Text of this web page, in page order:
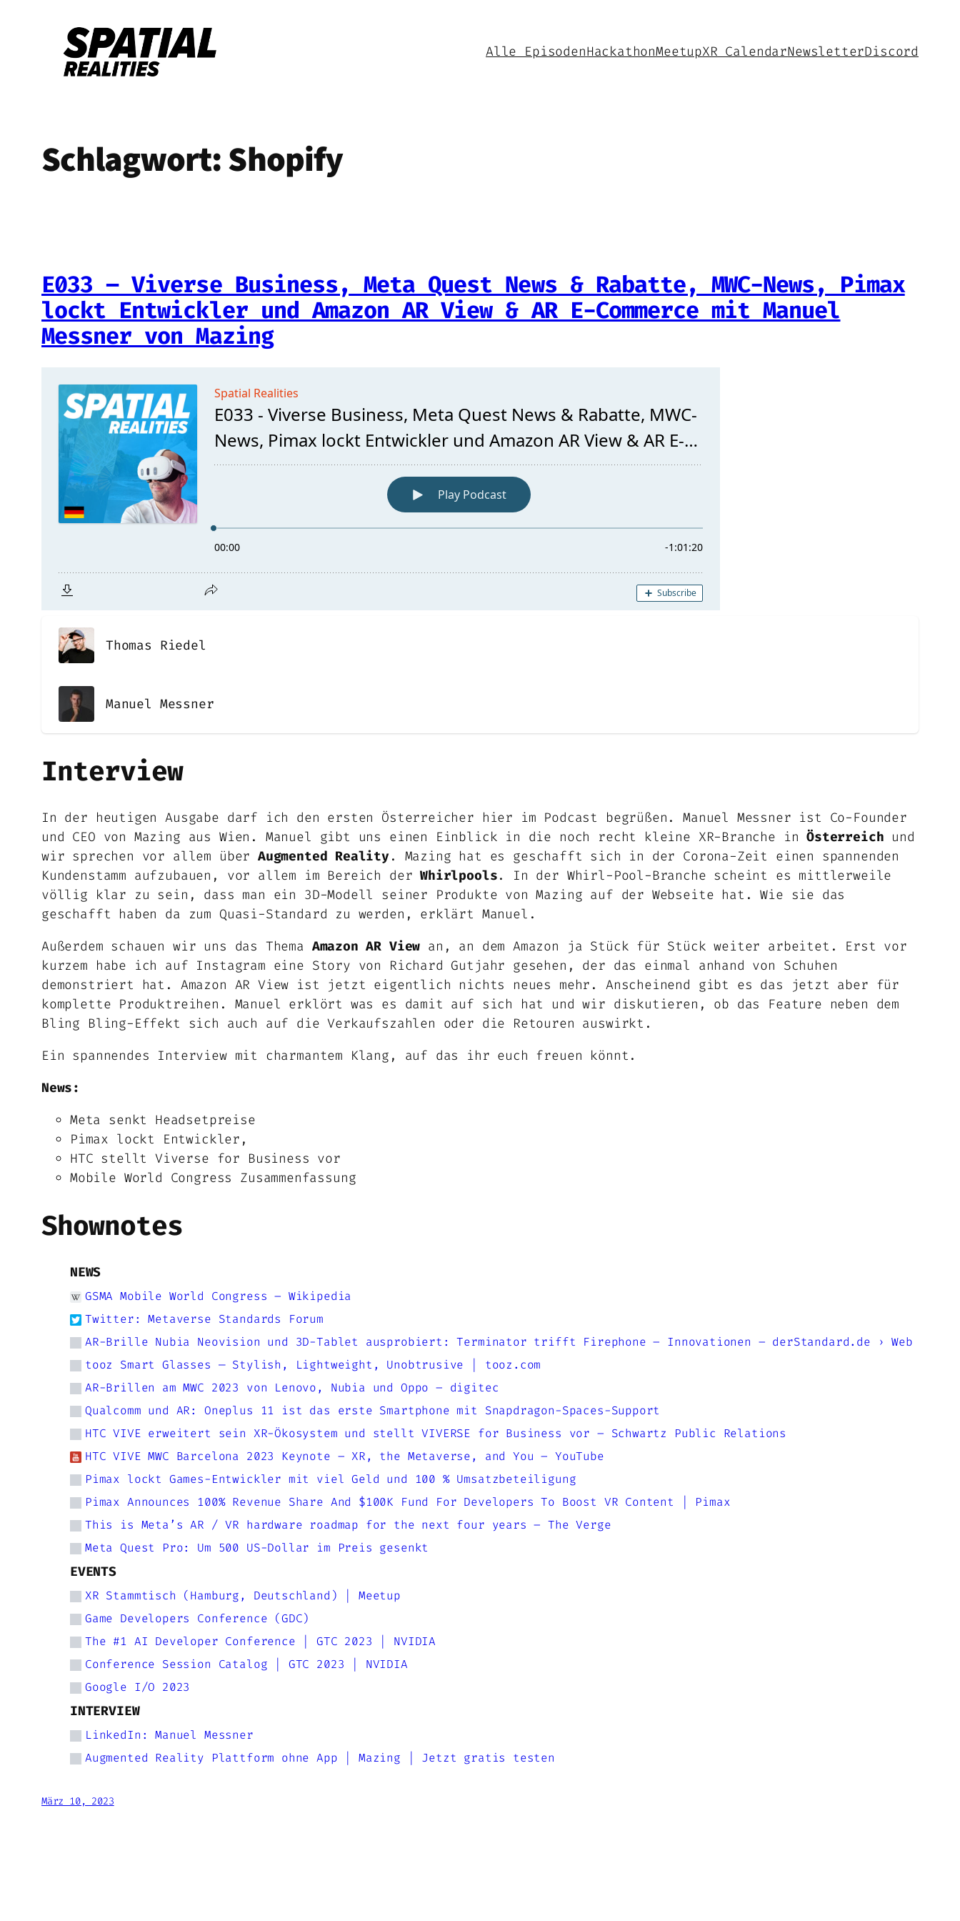
springen
Alle EpisodenHackathonMeetupXR CalendarNewsletterDiscord
Schlagwort:Shopify
E033 – Viverse Business, Meta Quest News & Rabatte, MWC-News, Pimax
lockt Entwickler und Amazon AR View & AR E-Commerce mit Manuel
Messner von Mazing
Thomas Riedel
Manuel Messner
Interview
In der heutigen Ausgabe darf ich den ersten Österreicher hier im Podcast begrüßen. Manuel Messner ist Co-Founder
und CEO von Mazing aus Wien. Manuel gibt uns einen Einblick in die noch recht kleine XR-Branche inÖsterreich und
wir sprechen vor allem über Augmented Reality. Mazing hat es geschafft sich in der Corona-Zeit einen spannenden
Kundenstamm aufzubauen, vor allem im Bereich derWhirlpools. In der Whirl-Pool-Branche scheint es mittlerweile
völlig klar zu sein, dass man ein 3D-Modell seiner Produkte von Mazing auf der Webseite hat. Wie sie das
geschafft haben da zum Quasi-Standard zu werden, erklärt Manuel.
Außerdem schauen wir uns das Thema Amazon AR View an, an dem Amazon ja Stück für Stück weiter arbeitet. Erst vor
kurzem habe ich auf Instagram eine Story von Richard Gutjahr gesehen, der das einmal anhand von Schuhen
demonstriert hat. Amazon AR View ist jetzt eigentlich nichts neues mehr. Anscheinend gibt es das jetzt aber für
komplette Produktreihen. Manuel erklört was es damit auf sich hat und wir diskutieren, ob das Feature neben dem
Bling Bling-Effekt sich auch auf die Verkaufszahlen oder die Retouren auswirkt.
Ein spannendes Interview mit charmantem Klang, auf das ihr euch freuen könnt.
News:
Meta senkt Headsetpreise
Pimax lockt Entwickler,
HTC stellt Viverse for Business vor
Mobile World Congress Zusammenfassung
Shownotes
NEWS
GSMA Mobile World Congress – Wikipedia
Twitter: Metaverse Standards Forum
AR-Brille Nubia Neovision und 3D-Tablet ausprobiert: Terminator trifft Firephone – Innovationen – derStandard.de › Web
tooz Smart Glasses — Stylish, Lightweight, Unobtrusive | tooz.com
AR-Brillen am MWC 2023 von Lenovo, Nubia und Oppo – digitec
Qualcomm und AR: Oneplus 11 ist das erste Smartphone mit Snapdragon-Spaces-Support
HTC VIVE erweitert sein XR-Ökosystem und stellt VIVERSE for Business vor – Schwartz Public Relations
HTC VIVE MWC Barcelona 2023 Keynote – XR, the Metaverse, and You – YouTube
Pimax lockt Games-Entwickler mit viel Geld und 100 % Umsatzbeteiligung
Pimax Announces 100% Revenue Share And $100K Fund For Developers To Boost VR Content | Pimax
This is Meta’s AR / VR hardware roadmap for the next four years – The Verge
Meta Quest Pro: Um 500 US-Dollar im Preis gesenkt
EVENTS
XR Stammtisch (Hamburg, Deutschland) | Meetup
Game Developers Conference (GDC)
The #1 AI Developer Conference | GTC 2023 | NVIDIA
Conference Session Catalog | GTC 2023 | NVIDIA
Google I/O 2023
INTERVIEW
LinkedIn: Manuel Messner
Augmented Reality Plattform ohne App | Mazing | Jetzt gratis testen
März 10, 2023